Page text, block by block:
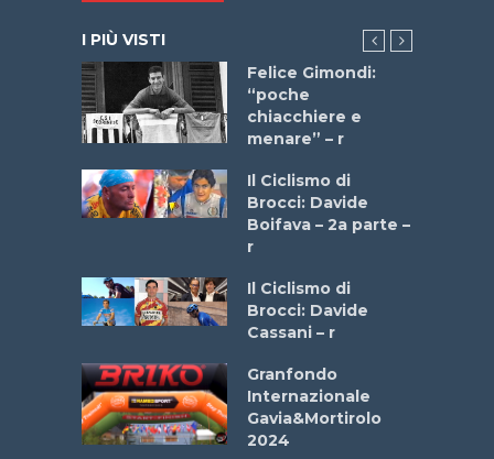
I PIÙ VISTI
Felice Gimondi:
“poche
chiacchiere e
menare” – r
Il Ciclismo di
Brocci: Davide
Boifava – 2a parte –
r
Il Ciclismo di
Brocci: Davide
Cassani – r
Granfondo
Internazionale
Gavia&Mortirolo
2024